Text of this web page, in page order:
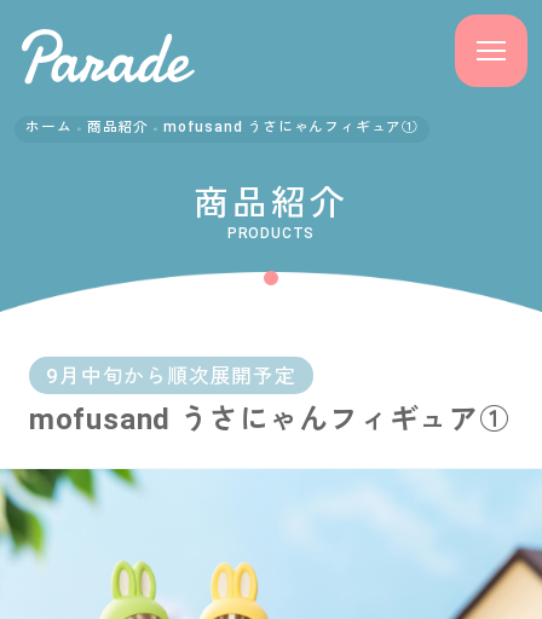
よくある質問
会社概要
採用情報
サポート
お問い合わせ
ホーム 商品紹介 mofusand うさにゃんフィギュア①
商品紹介
PRODUCTS
9月中旬から順次展開予定
mofusand うさにゃんフィギュア①